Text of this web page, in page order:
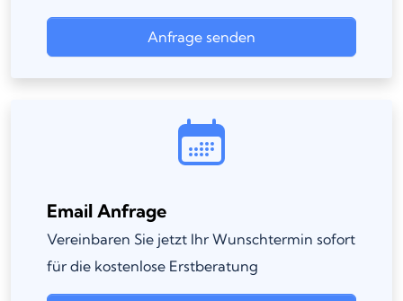
Anfrage senden
Email Anfrage
Vereinbaren Sie jetzt Ihr Wunschtermin sofort
für die kostenlose Erstberatung